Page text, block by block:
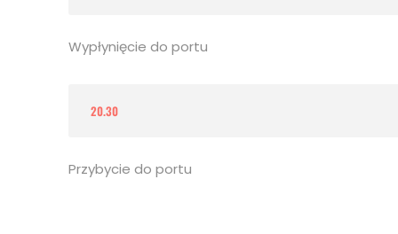
Wypłynięcie do portu
20.30
Przybycie do portu